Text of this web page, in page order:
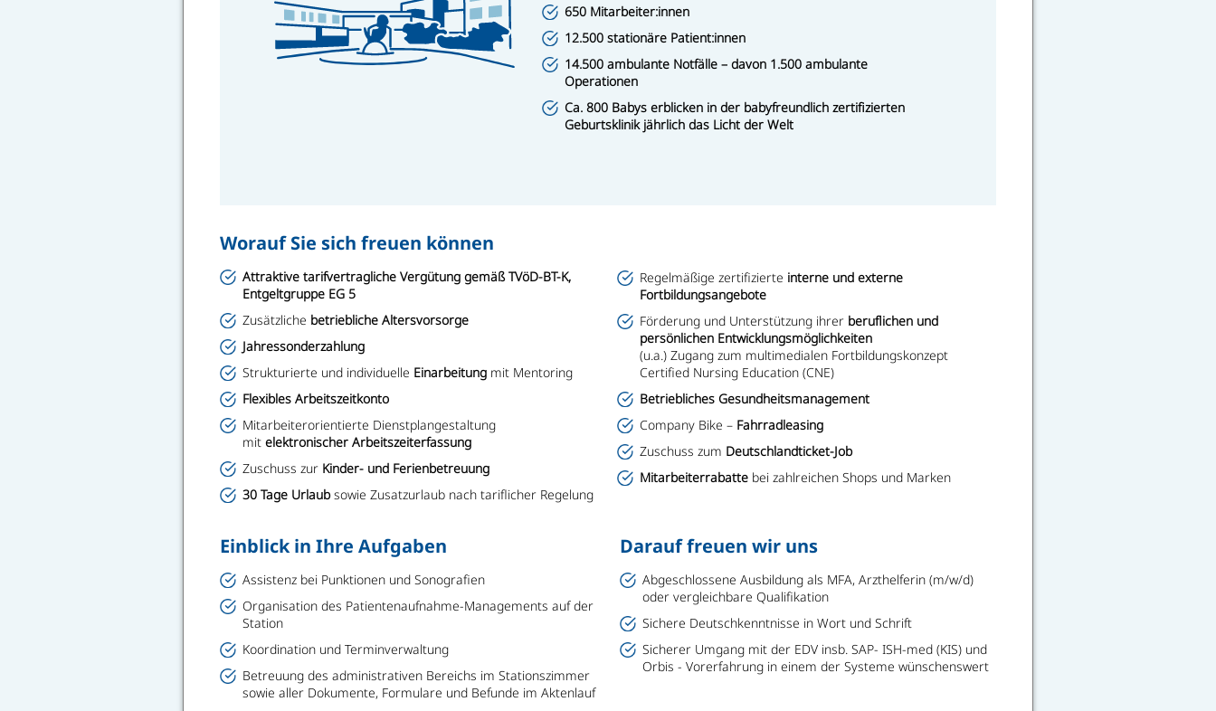
650 Mitarbeiter:innen
12.500 stationäre Patient:innen
14.500 ambulante Notfälle – davon 1.500 ambulante
Operationen
Ca. 800 Babys erblicken in der babyfreundlich zertifizierten
Geburtsklinik jährlich das Licht der Welt
Worauf Sie sich freuen können
Attraktive tarifvertragliche Vergütung gemäß TVöD-BT-K,
Entgeltgruppe EG 5
Zusätzliche betriebliche Altersvorsorge
Jahressonderzahlung
Strukturierte und individuelle Einarbeitung mit Mentoring
Flexibles Arbeitszeitkonto
Mitarbeiterorientierte Dienstplangestaltung
mit elektronischer Arbeitszeiterfassung
Zuschuss zur Kinder- und Ferienbetreuung
30 Tage Urlaubsowie Zusatzurlaub nach tariflicher Regelung
Regelmäßige zertifizierte interne und externe
Fortbildungsangebote
Förderung und Unterstützung ihrer beruflichen und
persönlichen Entwicklungsmöglichkeiten
(u.a.) Zugang zum multimedialen Fortbildungskonzept
Certified Nursing Education (CNE)
Betriebliches Gesundheitsmanagement
Company Bike – Fahrradleasing
Zuschuss zum Deutschlandticket-Job
Mitarbeiterrabatte bei zahlreichen Shops und Marken
Einblick in Ihre Aufgaben
Assistenz bei Punktionen und Sonografien
Organisation des Patientenaufnahme-Managements auf der
Station
Koordination und Terminverwaltung
Betreuung des administrativen Bereichs im Stationszimmer
sowie aller Dokumente, Formulare und Befunde im Aktenlauf
Darauf freuen wir uns
Abgeschlossene Ausbildung als MFA, Arzthelferin (m/w/d)
oder vergleichbare Qualifikation
Sichere Deutschkenntnisse in Wort und Schrift
Sicherer Umgang mit der EDV insb. SAP- ISH-med (KIS) und
Orbis - Vorerfahrung in einem der Systeme wünschenswert